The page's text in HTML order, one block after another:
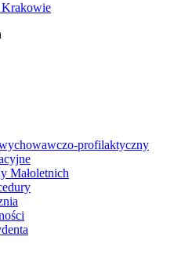
Krakowie
profilaktyczny
Małoletnich